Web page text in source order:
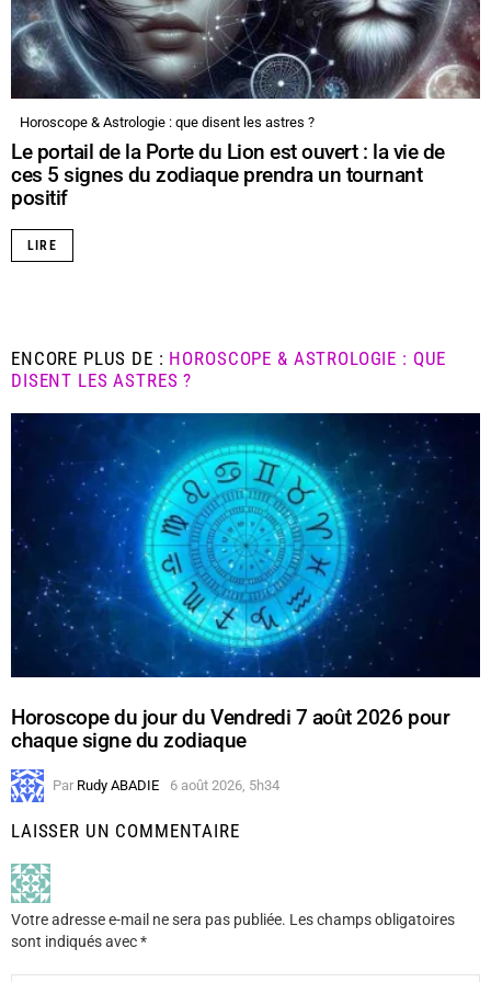
Horoscope & Astrologie : que disent les astres ?
Le portail de la Porte du Lion est ouvert : la vie de
ces 5 signes du zodiaque prendra un tournant
positif
LIRE
ENCORE PLUS DE : HOROSCOPE & ASTROLOGIE : QUE
DISENT LES ASTRES ?
Horoscope du jour du Vendredi 7 août 2026 pour
chaque signe du zodiaque
Par Rudy ABADIE 6 août 2026, 5h34
LAISSER UN COMMENTAIRE
Votre adresse e-mail ne sera pas publiée. Les champs obligatoires
sont indiqués avec*